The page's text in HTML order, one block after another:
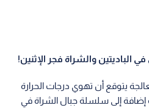
الباديتين والشراة فجر الإثنين!
يتوقع أن تهوي درجات الحرارة
إضافة إلى سلسلة جبال الشراة في